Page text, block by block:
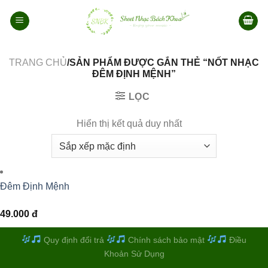
qua
TRANG CHỦ/SẢN PHẨM ĐƯỢC GẮN THẺ “NỐT NHẠC
ĐÊM ĐỊNH MỆNH”
LỌC
Hiển thị kết quả duy nhất
Đêm Định Mệnh
49.000 đ
Quy định đổi trả Chính sách bảo mật
Điều
Khoản Sử Dụng